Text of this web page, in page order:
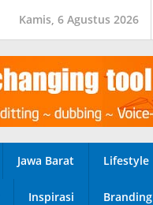
Kamis, 6 Agustus 2026
Jawa Barat Lifestyle
Inspirasi Branding